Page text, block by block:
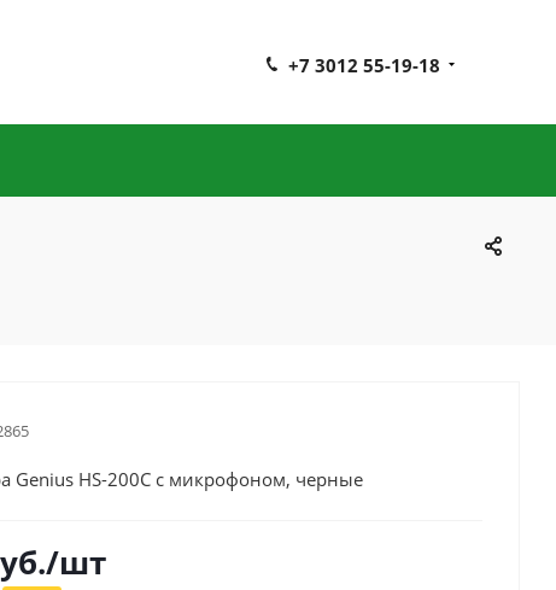
+7 3012 55-19-18
Genius HS-200С с микрофоном, черные
/шт